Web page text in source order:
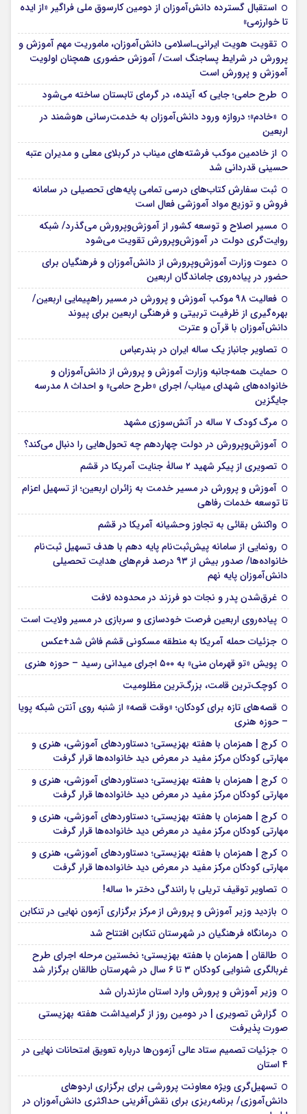
استقبال گسترده دانش‌آموزان از دومین کارسوق ملی فراگیر «از ایده
تا خوارزمی»
تقویت هویت ایرانی‌ـ‌اسلامی دانش‌آموزان، ماموریت مهم آموزش و
پرورش در شرایط پساجنگ است/ آموزش حضوری همچنان اولویت
آموزش و پرورش است
طرح حامی؛ جایی که آینده، در گرمای تابستان ساخته می‌شود
«خادم»؛ دروازه ورود دانش‌آموزان به خدمت‌رسانی هوشمند در
اربعین
از خادمین موکب فرشته‌های میناب در کربلای معلی و مدیران عتبه
حسینی قدردانی شد
ثبت سفارش کتاب‌های درسی تمامی پایه‌های تحصیلی در سامانه
فروش و توزیع مواد آموزشی فعال است
مسیر اصلاح و توسعه کشور از آموزش‌وپرورش می‌گذرد/ شبکه
روایت‌‌گری دولت در آموزش‌وپرورش تقویت می‌شود
دعوت وزارت آموزش‌وپرورش از دانش‌آموزان و فرهنگیان برای
حضور در پیاده‌روی جاماندگان اربعین
فعالیت ۹۸ موکب آموزش و پرورش در مسیر راهپیمایی اربعین/
بهره‌گیری از ظرفیت تربیتی و فرهنگی اربعین برای پیوند
دانش‌آموزان با قرآن و عترت
تصاویر جانباز یک ساله ایران در بندرعباس
حمایت همه‌جانبه وزارت آموزش و پرورش از دانش‌آموزان و
خانواده‌های شهدای میناب/ اجرای «طرح حامی» و احداث ۸ مدرسه
جایگزین
مرگ کودک ۷ ساله در آتش‌سوزی مشهد
آموزش‌وپرورش در دولت چهاردهم چه تحول‌هایی را دنبال می‌کند؟
تصویری از پیکر شهید ۲ سالۀ جنایت آمریکا در قشم
آموزش و پرورش در مسیر خدمت به زائران اربعین؛ از تسهیل اعزام
تا توسعه خدمات رفاهی
واکنش بقائی به تجاوز وحشیانه آمریکا در قشم
رونمایی از سامانه پیش‌ثبت‌نام پایه دهم با هدف تسهیل ثبت‌نام
خانواده‌ها/ صدور بیش از ۹۳ درصد فرم‌های هدایت تحصیلی
دانش‌آموزان پایه نهم
غرق‌شدن پدر و نجات دو فرزند در محدوده لافت
پیاده‌روی اربعین فرصت خودسازی و سربازی در مسیر ولایت است
جزئیات حمله آمریکا به منطقه مسکونی قشم فاش شد+عکس
پویش «تو قهرمان منی» به ۵۰۰ اجرای میدانی رسید – حوزه هنری
کوچک‌ترین قامت، بزرگ‌ترین مظلومیت
قصه‌های تازه برای کودکان؛ «وقت قصه» از شنبه روی آنتن شبکه پویا
– حوزه هنری
کرج | همزمان با هفته بهزیستی؛ دستاوردهای آموزشی، هنری و
مهارتی کودکان مرکز مفید در معرض دید خانواده‌ها قرار گرفت
کرج | همزمان با هفته بهزیستی؛ دستاوردهای آموزشی، هنری و
مهارتی کودکان مرکز مفید در معرض دید خانواده‌ها قرار گرفت
کرج | همزمان با هفته بهزیستی؛ دستاوردهای آموزشی، هنری و
مهارتی کودکان مرکز مفید در معرض دید خانواده‌ها قرار گرفت
کرج | همزمان با هفته بهزیستی؛ دستاوردهای آموزشی، هنری و
مهارتی کودکان مرکز مفید در معرض دید خانواده‌ها قرار گرفت
تصاویر توقیف تریلی با رانندگی دختر 10 ساله!
بازدید وزیر آموزش و پرورش از مرکز برگزاری آزمون نهایی در تنکابن
درمانگاه فرهنگیان در شهرستان تنکابن افتتاح شد
طالقان | همزمان با هفته بهزیستی؛ نخستین مرحله اجرای طرح
غربالگری شنوایی کودکان ۳ تا ۶ سال در شهرستان طالقان برگزار شد
وزیر آموزش و پرورش وارد استان مازندران شد
گزارش تصویری | در دومین روز از گرامیداشت هفته بهزیستی
صورت پذیرفت
جزئیات تصمیم ستاد عالی آزمون‌ها درباره تعویق امتحانات نهایی در
۴ استان
تسهیل‌گری ویژه معاونت پرورشی برای برگزاری اردوهای
دانش‌آموزی/ برنامه‌ریزی برای نقش‌آفرینی حداکثری دانش‌آموزان در